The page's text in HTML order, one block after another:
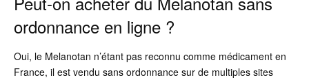
ordonnance en ligne ?
Oui, le Melanotan n’étant pas reconnu comme médicament en
France, il est vendu sans ordonnance sur de multiples sites